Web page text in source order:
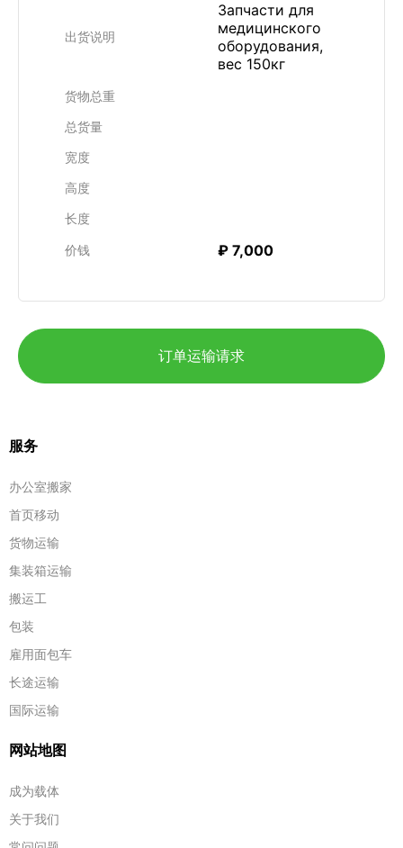
出货说明
Запчасти для
медицинского
оборудования,
вес 150кг
货物总重
总货量
宽度
高度
长度
价钱 ₽ 7,000
订单运输请求
服务
办公室搬家
首页移动
货物运输
集装箱运输
搬运工
包装
雇用面包车
长途运输
国际运输
网站地图
成为载体
关于我们